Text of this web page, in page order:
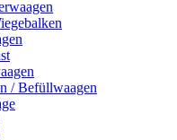
/ Befüllwaagen